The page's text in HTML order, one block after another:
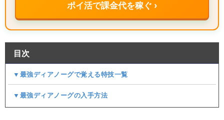
ポイ活で課金代を稼ぐ ›
目次
▼最強ディアノーグで覚える特技一覧
▼最強ディアノーグの入手方法